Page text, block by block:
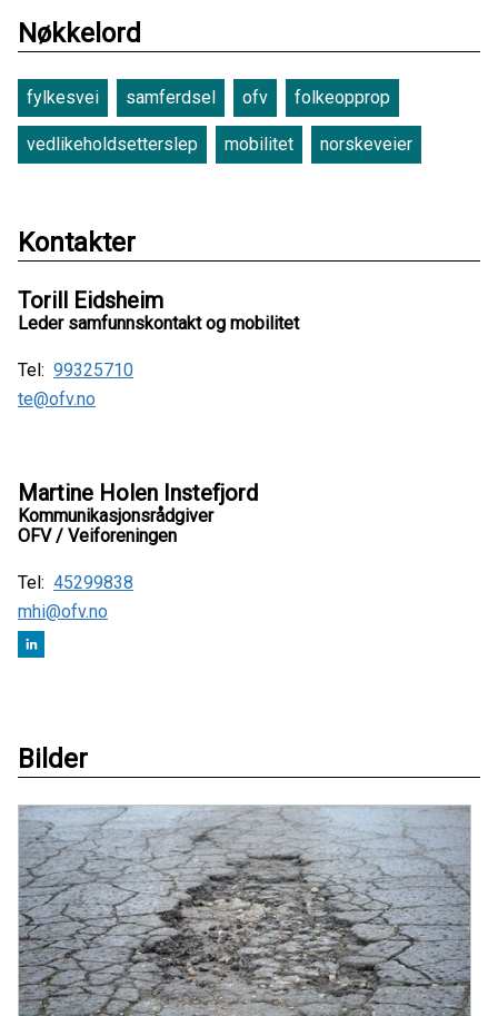
Nøkkelord
fylkesvei samferdsel ofv folkeopprop
vedlikeholdsetterslep mobilitet norskeveier
Kontakter
Torill Eidsheim
Leder samfunnskontakt og mobilitet
Tel: 99325710
te@ofv.no
Martine Holen Instefjord
Kommunikasjonsrådgiver
OFV / Veiforeningen
Tel: 45299838
mhi@ofv.no
Bilder